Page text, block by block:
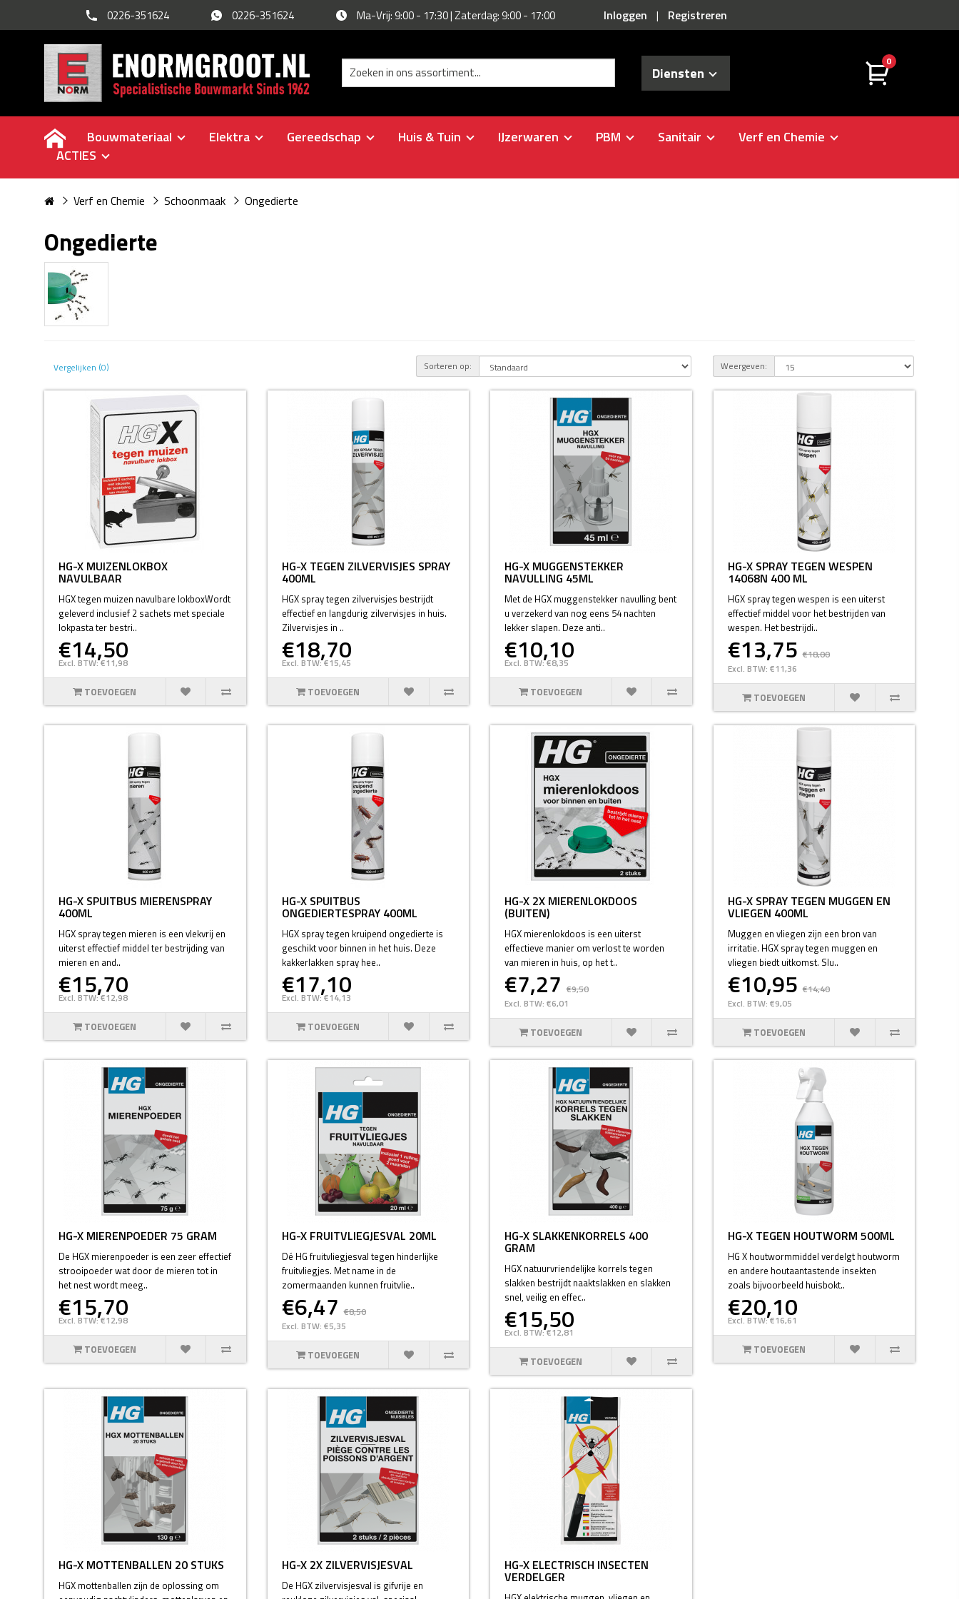
0226-351624 0226-351624 Ma-Vrij: 9:00 - 17:30 | Zaterdag: 9:00 - 17:00 Inloggen | Registreren
Diensten
0
Bouwmateriaal Elektra Gereedschap Huis & Tuin IJzerwaren PBM Sanitair
Verf en Chemie
ACTIES
Verf en Chemie Schoonmaak Ongedierte
Ongedierte
Vergelijken (0) Sorteren op: Weergeven:
HG-X MUIZENLOKBOX
NAVULBAAR
HGX tegen muizen navulbare lokboxWordt
geleverd inclusief 2 sachets met speciale
lokpasta ter bestri..
€14,50
Excl. BTW: €11,98
TOEVOEGEN
HG-X TEGEN ZILVERVISJES SPRAY
400ML
HGX spray tegen zilvervisjes bestrijdt
effectief en langdurig zilvervisjes in huis.
Zilvervisjes in ..
€18,70
Excl. BTW: €15,45
TOEVOEGEN
HG-X MUGGENSTEKKER
NAVULLING 45ML
Met de HGX muggenstekker navulling bent
u verzekerd van nog eens 54 nachten
lekker slapen. Deze anti..
€10,10
Excl. BTW: €8,35
TOEVOEGEN
HG-X SPRAY TEGEN WESPEN
14068N 400 ML
HGX spray tegen wespen is een uiterst
effectief middel voor het bestrijden van
wespen. Het bestrijdi..
€13,75 €18,00
Excl. BTW: €11,36
TOEVOEGEN
HG-X SPUITBUS MIERENSPRAY
400ML
HGX spray tegen mieren is een vlekvrij en
uiterst effectief middel ter bestrijding van
mieren en and..
€15,70
Excl. BTW: €12,98
TOEVOEGEN
HG-X SPUITBUS
ONGEDIERTESPRAY 400ML
HGX spray tegen kruipend ongedierte is
geschikt voor binnen in het huis. Deze
kakkerlakken spray hee..
€17,10
Excl. BTW: €14,13
TOEVOEGEN
HG-X 2X MIERENLOKDOOS
(BUITEN)
HGX mierenlokdoos is een uiterst
effectieve manier om verlost te worden
van mieren in huis, op het t..
€7,27 €9,50
Excl. BTW: €6,01
TOEVOEGEN
HG-X SPRAY TEGEN MUGGEN EN
VLIEGEN 400ML
Muggen en vliegen zijn een bron van
irritatie. HGX spray tegen muggen en
vliegen biedt uitkomst. Slu..
€10,95 €14,40
Excl. BTW: €9,05
TOEVOEGEN
HG-X MIERENPOEDER 75 GRAM
De HGX mierenpoeder is een zeer effectief
strooipoeder wat door de mieren tot in
het nest wordt meeg..
€15,70
Excl. BTW: €12,98
TOEVOEGEN
HG-X FRUITVLIEGJESVAL 20ML
Dé HG fruitvliegjesval tegen hinderlijke
fruitvliegjes. Met name in de
zomermaanden kunnen fruitvlie..
€6,47 €8,50
Excl. BTW: €5,35
TOEVOEGEN
HG-X SLAKKENKORRELS 400
GRAM
HGX natuurvriendelijke korrels tegen
slakken bestrijdt naaktslakken en slakken
snel, veilig en effec..
€15,50
Excl. BTW: €12,81
TOEVOEGEN
HG-X TEGEN HOUTWORM 500ML
HG X houtwormmiddel verdelgt houtworm
en andere houtaantastende insekten
zoals bijvoorbeeld huisbokt..
€20,10
Excl. BTW: €16,61
TOEVOEGEN
HG-X MOTTENBALLEN 20 STUKS
HGX mottenballen zijn de oplossing om
HG-X 2X ZILVERVISJESVAL
De HGX zilvervisjesval is gifvrije en
HG-X ELECTRISCH INSECTEN
VERDELGER